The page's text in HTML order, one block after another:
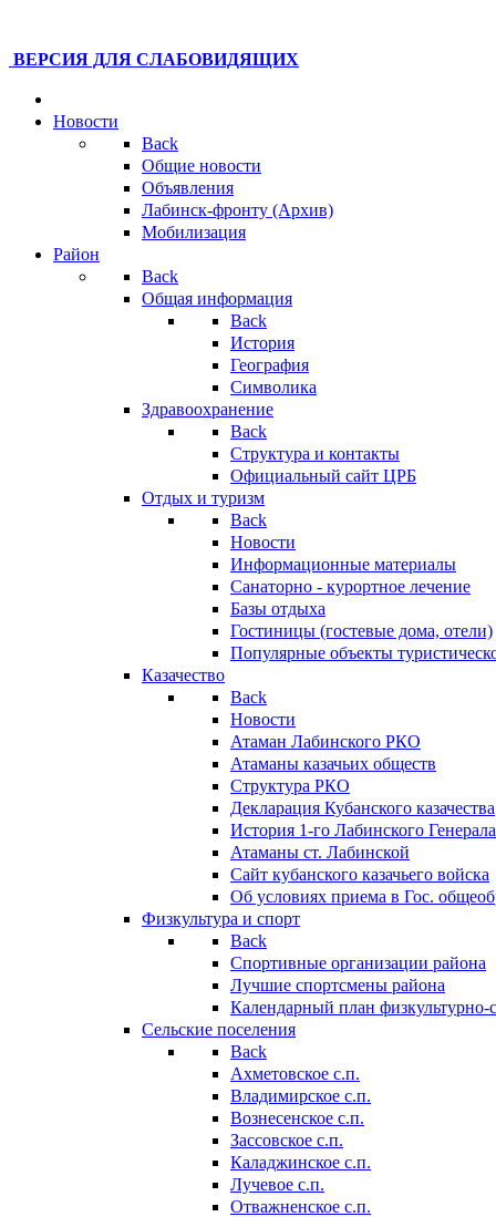
ВЕРСИЯ ДЛЯ СЛАБОВИДЯЩИХ
Новости
Back
Общие новости
Объявления
Лабинск-фронту (Архив)
Мобилизация
Район
Back
Общая информация
Back
История
География
Символика
Здравоохранение
Back
Структура и контакты
Официальный сайт ЦРБ
Отдых и туризм
Back
Новости
Информационные материалы
Санаторно - курортное лечение
Базы отдыха
Гостиницы (гостевые дома, отели)
Популярные объекты
Казачество
Back
Новости
Атаман Лабинского РКО
Атаманы казачьих обществ
Структура РКО
Декларация Кубанского казачества
История 1-го Лабинского
Атаманы ст. Лабинской
Cайт кубанского казачьего войска
Об условиях приема в Гос.
Физкультура и спорт
Back
Спортивные организации района
Лучшие спортсмены района
Календарный план
Сельские поселения
Back
Ахметовское с.п.
Владимирское с.п.
Вознесенское с.п.
Зассовское с.п.
Каладжинское с.п.
Лучевое с.п.
Отважненское с.п.